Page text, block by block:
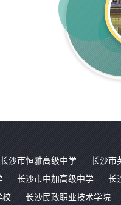
长沙市恒雅高级中学 长沙市
长沙市中加高级中学 长
校 长沙民政职业技术学院